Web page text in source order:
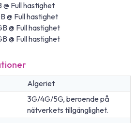
Full hastighet
@ Full hastighet
@ Full hastighet
@ Full hastighet
Algeriet
3G/4G/5G, beroende på
nätverkets tillgänglighet.